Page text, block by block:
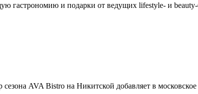
гастрономию и подарки от ведущих lifestyle- и
AVA Bistro на Никитской добавляет в московское